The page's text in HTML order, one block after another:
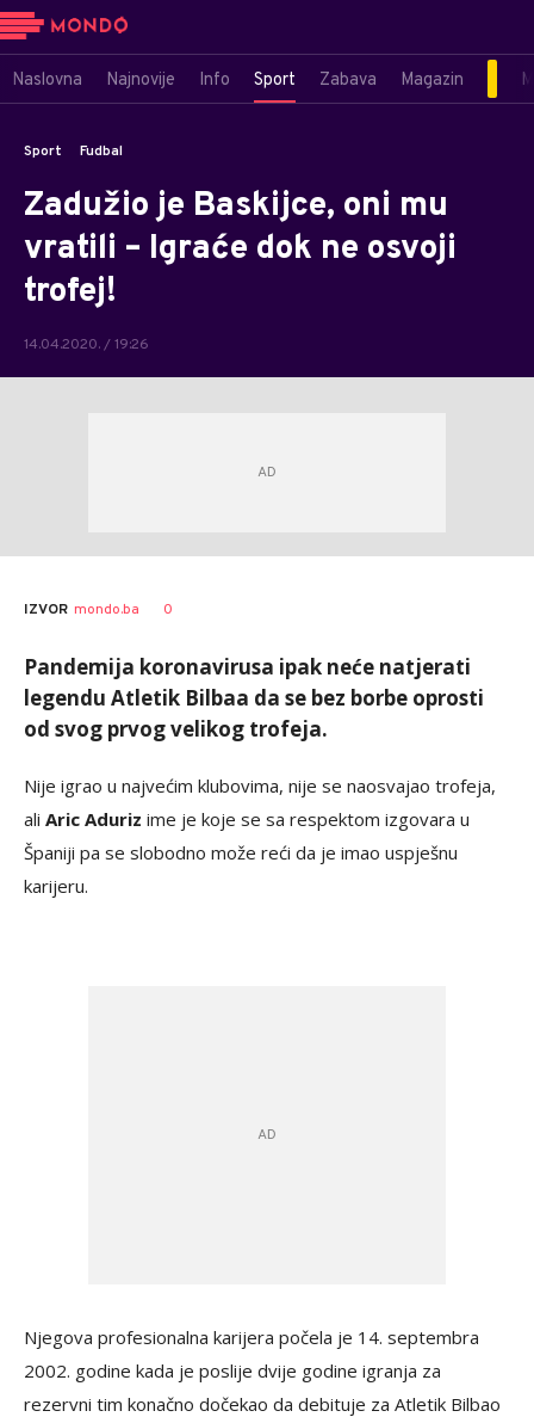
Naslovna Najnovije Info Sport Zabava Magazin
Sport Fudbal
Zadužio je Baskijce, oni mu
vratili – Igraće dok ne osvoji
trofej!
14.04.2020. / 19:26
IZVOR mondo.ba 0
Pandemija koronavirusa ipak neće natjerati
legendu Atletik Bilbaa da se bez borbe oprosti
od svog prvog velikog trofeja.
Nije igrao u najvećim klubovima, nije se naosvajao trofeja,
ali Aric Aduriz ime je koje se sa respektom izgovara u
Španiji pa se slobodno može reći da je imao uspješnu
karijeru.
Njegova profesionalna karijera počela je 14. septembra
2002. godine kada je poslije dvije godine igranja za
rezervni tim konačno dočekao da debituje za Atletik Bilbao